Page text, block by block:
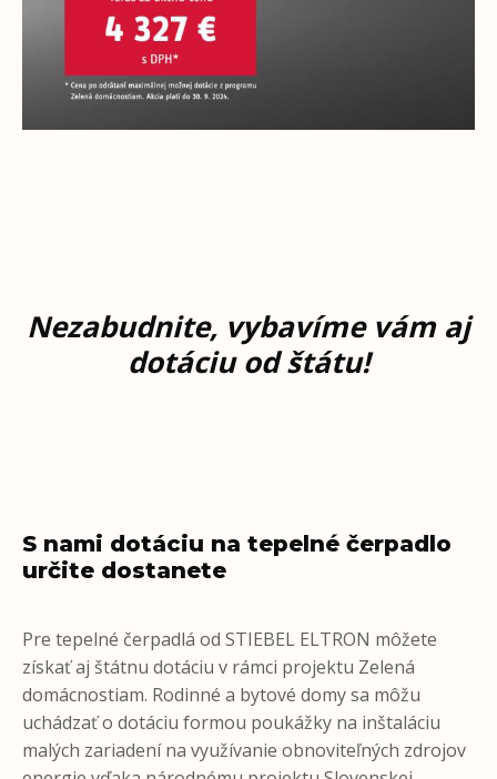
Nezabudnite, vybavíme vám aj
dotáciu od štátu!
S nami dotáciu na tepelné čerpadlo
určite dostanete
Pre tepelné čerpadlá od STIEBEL ELTRON môžete
získať aj štátnu dotáciu v rámci projektu Zelená
domácnostiam. Rodinné a bytové domy sa môžu
uchádzať o dotáciu formou poukážky na inštaláciu
malých zariadení na využívanie obnoviteľných zdrojov